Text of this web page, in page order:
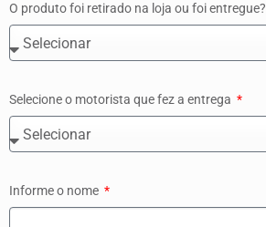
O produto foi retirado na loja ou foi entregue?
Selecione o motorista que fez a entrega
Informe o nome